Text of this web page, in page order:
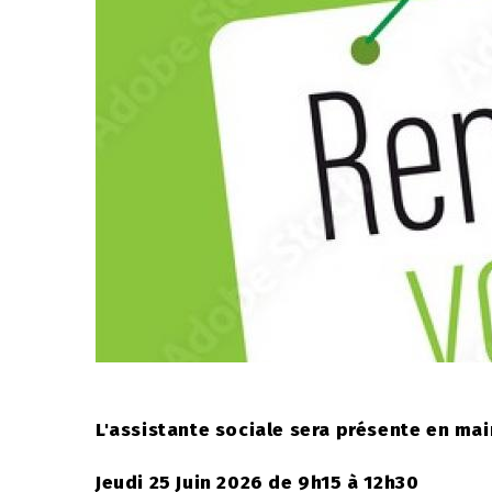
L'assistante sociale sera présente en
Jeudi 25 Juin 2026 de 9h15 à 12h30